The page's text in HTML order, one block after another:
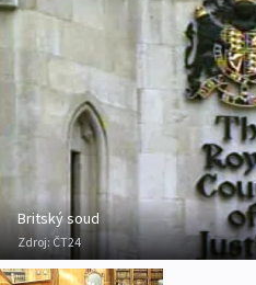
Britský soud
Zdroj:ČT24